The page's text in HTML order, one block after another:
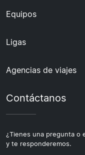
Equipos
Ligas
Agencias de viajes
Contáctanos
¿Tienes una pregunta o
y te responderemos.